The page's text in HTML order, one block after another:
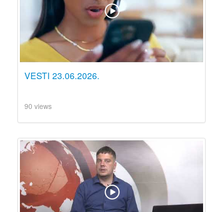
VESTI 23.06.2026.
90 views